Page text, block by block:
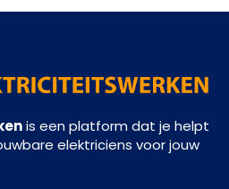
is een platform dat je helpt
elektriciens voor jouw